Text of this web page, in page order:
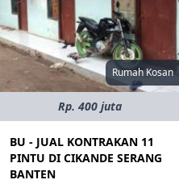
Rumah Kosan
Rp. 400 juta
BU - JUAL KONTRAKAN 11
PINTU DI CIKANDE SERANG
BANTEN